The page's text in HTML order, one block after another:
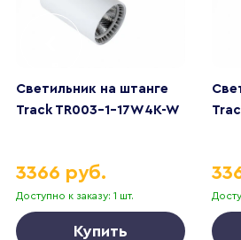
Светильник на штанге
Track TR003-1-17W4K-W
Доступно к заказу: 1 шт.
3366 руб.
Купить